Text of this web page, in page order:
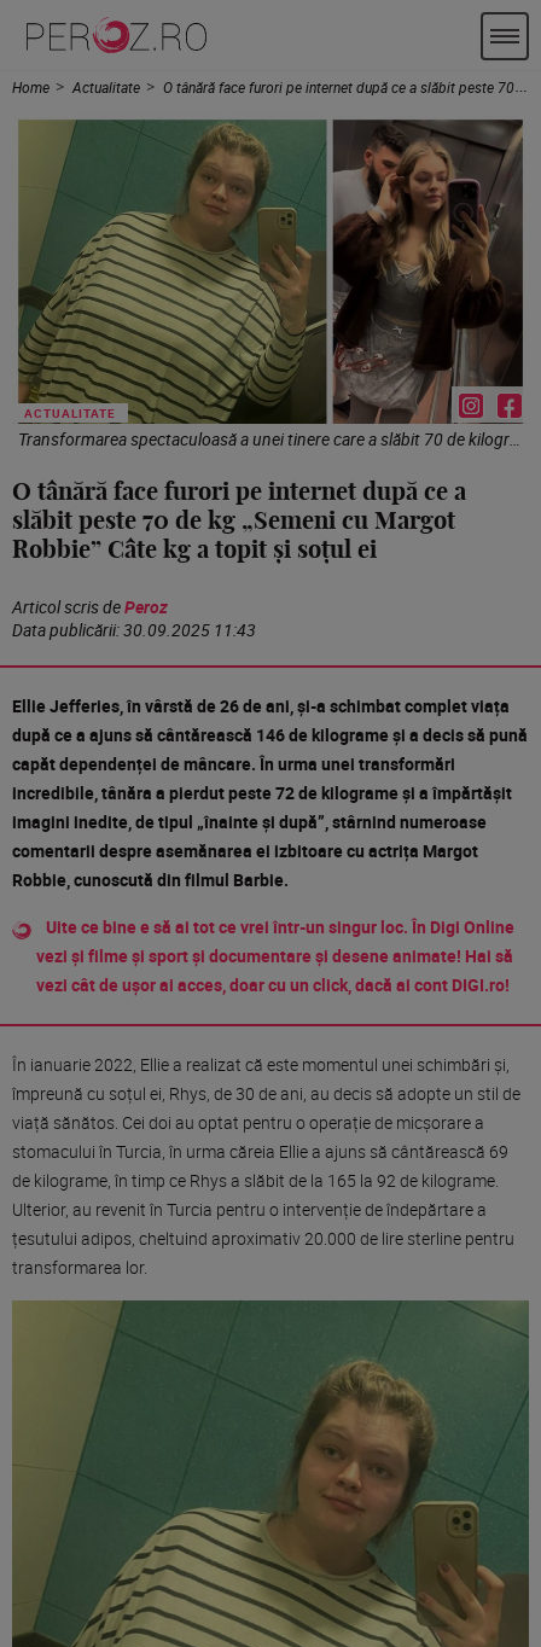
Home Actualitate O tânără face furori pe internet după ce a slăbit peste 70 de kg „Semeni cu Margot Robbie” Câte kg a topit și soțul ei
ACTUALITATE
Transformarea spectaculoasă a unei tinere care a slăbit 70 de kilograme / Profimedia Images
O tânără face furori pe internet după ce a
slăbit peste 70 de kg „Semeni cu Margot
Robbie” Câte kg a topit și soțul ei
Articol scris dePeroz
Data publicării:30.09.2025 11:43
Ellie Jefferies, în vârstă de 26 de ani, și-a schimbat complet viața
după ce a ajuns să cântărească 146 de kilograme și a decis să pună
capăt dependenței de mâncare. În urma unei transformări
incredibile, tânăra a pierdut peste 72 de kilograme și a împărtășit
imagini inedite, de tipul „înainte și după”, stârnind numeroase
comentarii despre asemănarea ei izbitoare cu actrița Margot
Robbie, cunoscută din filmul Barbie.
Uite ce bine e să ai tot ce vrei într-un singur loc. În Digi Online
vezi și filme și sport și documentare și desene animate! Hai să
vezi cât de ușor ai acces, doar cu un click, dacă ai cont DIGI.ro!
În ianuarie 2022, Ellie a realizat că este momentul unei schimbări și,
împreună cu soțul ei, Rhys, de 30 de ani, au decis să adopte un stil de
viață sănătos. Cei doi au optat pentru o operație de micșorare a
stomacului în Turcia, în urma căreia Ellie a ajuns să cântărească 69
de kilograme, în timp ce Rhys a slăbit de la 165 la 92 de kilograme.
Ulterior, au revenit în Turcia pentru o intervenție de îndepărtare a
țesutului adipos, cheltuind aproximativ 20.000 de lire sterline pentru
transformarea lor.